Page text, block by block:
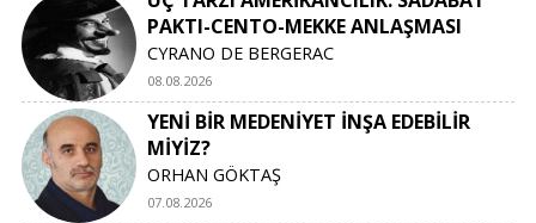
PAKTI-CENTO-MEKKE ANLAŞMASI
CYRANO DE BERGERAC
08.08.2026
YENİ BİR MEDENİYET İNŞA EDEBİLİR
MİYİZ?
ORHAN GÖKTAŞ
07.08.2026